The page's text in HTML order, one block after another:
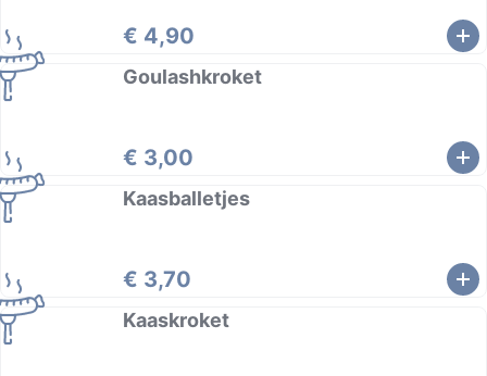
€ 4,90
Goulashkroket
€ 3,00
Kaasballetjes
€ 3,70
Kaaskroket